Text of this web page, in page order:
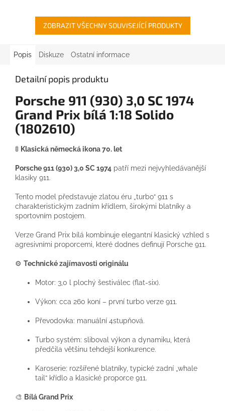
ZOBRAZIT VŠECHNY SOUVISEJÍCÍ PRODUKTY
Popis Diskuze Ostatní informace
Detailní popis produktu
Porsche 911 (930) 3,0 SC 1974
Grand Prix bílá 1:18 Solido
(1802610)
🚦 Klasická německá ikona 70. let
Porsche 911 (930) 3,0 SC 1974 patří mezi nejvyhledávanější
klasiky 911.
Tento model představuje zlatou éru „turbo“ 911 s
charakteristickým zadním křídlem, širokými blatníky a
sportovním postojem.
Verze Grand Prix bílá kombinuje elegantní klasický vzhled s
agresivními proporcemi, které dodnes definují Porsche 911.
⚙️ Technické zajímavosti originálu
Motor: 3,0 l plochý šestiválec (flat-six).
Výkon: cca 260 koní – první turbo verze 911.
Převodovka: manuální 4stupňová.
Turbo systém: sliboval výkon a dynamiku, která
předčila většinu tehdejší konkurence.
Karoserie: rozšířené blatníky, typické zadní „whale
tail“ křídlo a klasické proporce 911.
🎨 Bílá Grand Prix